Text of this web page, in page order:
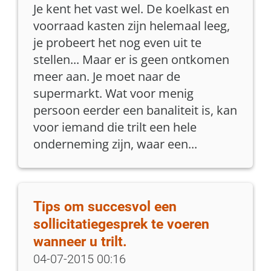
Je kent het vast wel. De koelkast en
voorraad kasten zijn helemaal leeg,
je probeert het nog even uit te
stellen... Maar er is geen ontkomen
meer aan. Je moet naar de
supermarkt. Wat voor menig
persoon eerder een banaliteit is, kan
voor iemand die trilt een hele
onderneming zijn, waar een...
Tips om succesvol een
sollicitatiegesprek te voeren
wanneer u trilt.
04-07-2015 00:16